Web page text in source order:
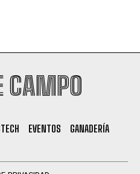
.
CAMPO
EVENTOS
GANADERÍA